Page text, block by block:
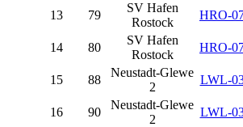
13 79
SV Hafen
Rostock
HRO-
14 80
SV Hafen
Rostock
HRO-
15 88
Neustadt-Glewe
2
LWL-
16 90
Neustadt-Glewe
2
LWL-